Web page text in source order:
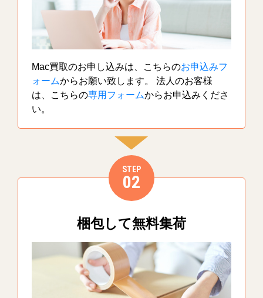
Mac買取のお申し込みは、こちらのお申込みフ
ォームからお願い致します。 法人のお客様
は、こちらの専用フォームからお申込みくださ
い。
STEP
02
梱包して無料集荷